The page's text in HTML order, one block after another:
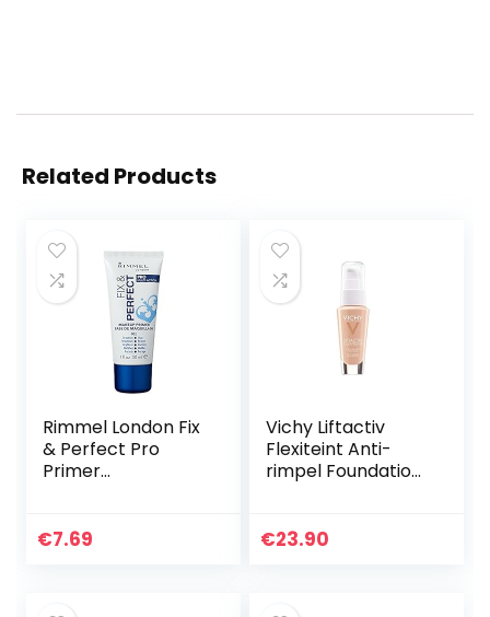
Related Products
Rimmel London Fix
& Perfect Pro
Primer
€7.69
Vichy Liftactiv
Flexiteint Anti-
rimpel Foundation
€23.90